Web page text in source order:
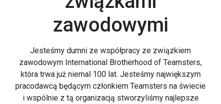
zawodowymi
Jesteśmy dumni ze współpracy ze związkiem
zawodowym International Brotherhood of Teamsters,
która trwa już niemal 100 lat. Jesteśmy największym
pracodawcą będącym członkiem Teamsters na świecie
i wspólnie z tą organizacją stworzyliśmy najlepsze